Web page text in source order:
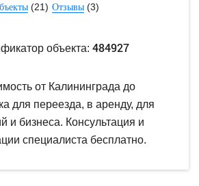
(21) Отзывы (3)
объекта: 484927
от Калининграда до
для переезда, в аренду, для
и бизнеса. Консультация и
специалиста бесплатно.